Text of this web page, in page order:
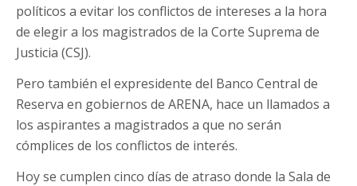
políticos a evitar los conflictos de intereses a la hora
de elegir a los magistrados de la Corte Suprema de
Justicia (CSJ).
Pero también el expresidente del Banco Central de
Reserva en gobiernos de ARENA, hace un llamados a
los aspirantes a magistrados a que no serán
cómplices de los conflictos de interés.
Hoy se cumplen cinco días de atraso donde la Sala de